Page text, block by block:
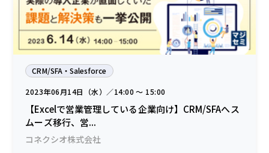
CRM/SFA・Salesforce
2023年06月14日（水）／14:00 〜 15:00
【Excelで営業管理している企業向け】CRM/SFAへス
ムーズ移行、営...
コネクシオ株式会社